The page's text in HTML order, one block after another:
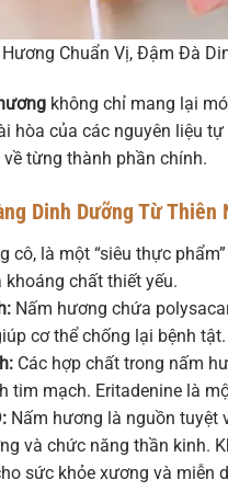
Chuẩn Vị, Đậm Đà
không chỉ mang lại
hòa của các nguyên liệu
từng thành phần chính.
Dinh Dưỡng Từ Thiên
cô, là một “siêu thực
chất thiết yếu.
Nấm hương chứa
cơ thể chống lại bệnh tật.
Các hợp chất trong nấm
tim mạch. Eritadenine là
Nấm hương là nguồn tuyệt
và chức năng thần kinh.
sức khỏe xương và miễn